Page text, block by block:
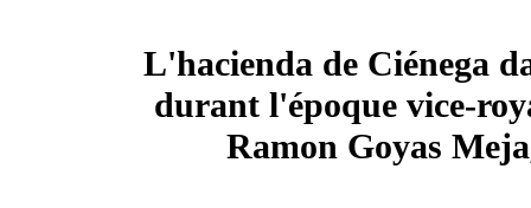
L'hacienda de Ciénega
durant l'époque vice-
Ramon Goyas